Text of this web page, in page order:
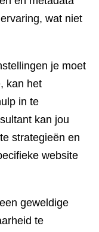
wat niet
je moet
kan het
in te
kan jou
strategieën en
website
geweldige
te